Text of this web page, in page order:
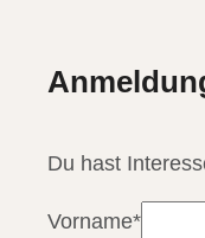
Du hast
Vorname*